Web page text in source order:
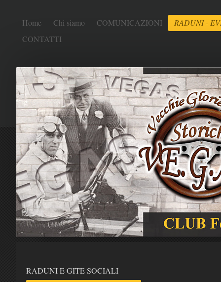
Home Chi siamo COMUNICAZIONI
RADUNI -
CONTATTI
RADUNI E GITE SOCIALI